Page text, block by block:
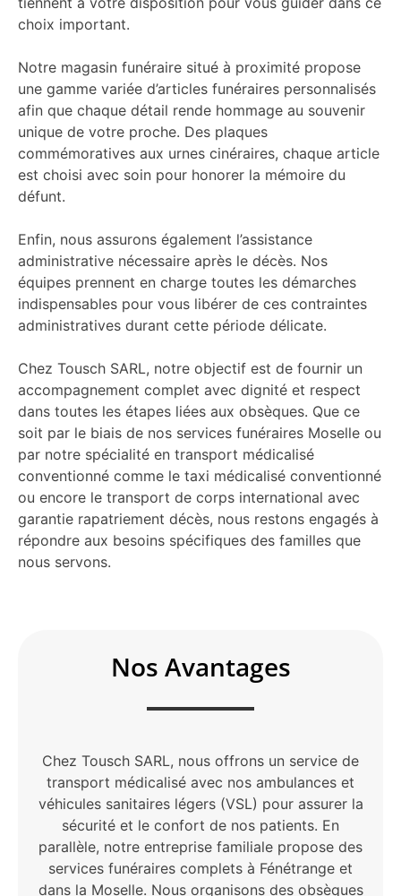
choix important.
Notre magasin funéraire situé à proximité propose
une gamme variée d’articles funéraires personnalisés
afin que chaque détail rende hommage au souvenir
unique de votre proche. Des plaques
commémoratives aux urnes cinéraires, chaque article
est choisi avec soin pour honorer la mémoire du
défunt.
Enfin, nous assurons également l’assistance
administrative nécessaire après le décès. Nos
équipes prennent en charge toutes les démarches
indispensables pour vous libérer de ces contraintes
administratives durant cette période délicate.
Chez Tousch SARL, notre objectif est de fournir un
accompagnement complet avec dignité et respect
dans toutes les étapes liées aux obsèques. Que ce
soit par le biais de nos services funéraires Moselle ou
par notre spécialité en transport médicalisé
conventionné comme le taxi médicalisé conventionné
ou encore le transport de corps international avec
garantie rapatriement décès, nous restons engagés à
répondre aux besoins spécifiques des familles que
nous servons.
Nos Avantages
Chez Tousch SARL, nous offrons un service de
transport médicalisé avec nos ambulances et
véhicules sanitaires légers (VSL) pour assurer la
sécurité et le confort de nos patients. En
parallèle, notre entreprise familiale propose des
services funéraires complets à Fénétrange et
dans la Moselle. Nous organisons des obsèques